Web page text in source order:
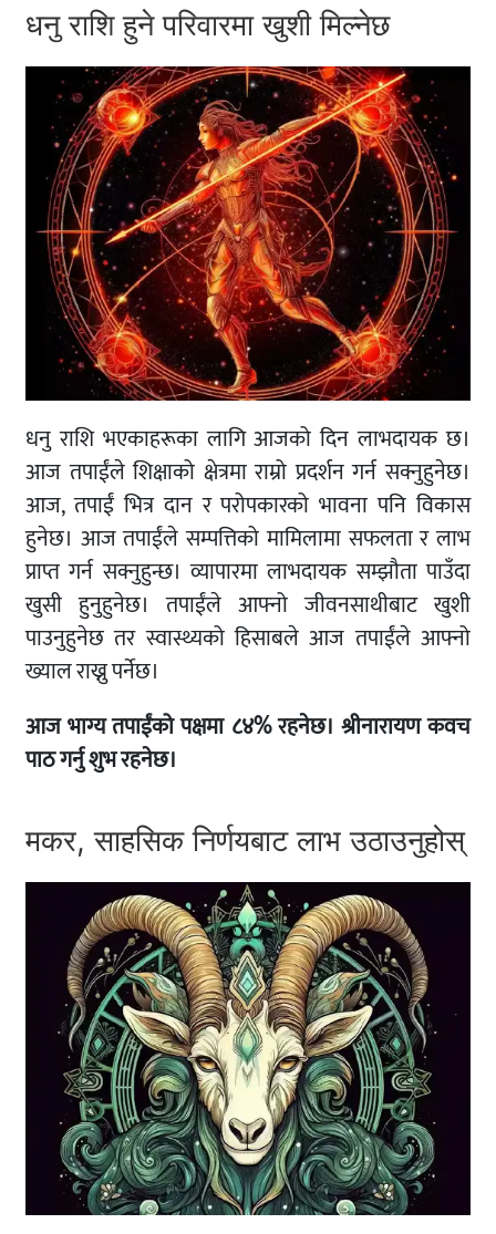
धनु राशि हुने परिवारमा खुशी मिल्नेछ
धनु राशि भएकाहरूका लागि आजको दिन लाभदायक छ।
आज तपाईंले शिक्षाको क्षेत्रमा राम्रो प्रदर्शन गर्न सक्नुहुनेछ।
आज, तपाईं भित्र दान र परोपकारको भावना पनि विकास
हुनेछ। आज तपाईंले सम्पत्तिको मामिलामा सफलता र लाभ
प्राप्त गर्न सक्नुहुन्छ। व्यापारमा लाभदायक सम्झौता पाउँदा
खुसी हुनुहुनेछ। तपाईंले आफ्नो जीवनसाथीबाट खुशी
पाउनुहुनेछ तर स्वास्थ्यको हिसाबले आज तपाईंले आफ्नो
ख्याल राख्नु पर्नेछ।
आज भाग्य तपाईंको पक्षमा ८४% रहनेछ। श्रीनारायण कवच
पाठ गर्नु शुभ रहनेछ।
मकर, साहसिक निर्णयबाट लाभ उठाउनुहोस्